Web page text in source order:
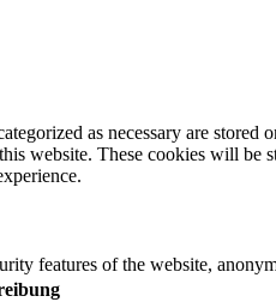
as necessary are stored
website. These cookies will
features of the website,